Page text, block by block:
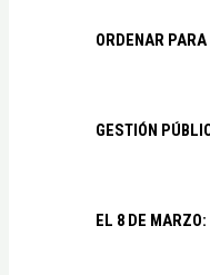
ORDENAR
GESTIÓN
EL 8 DE